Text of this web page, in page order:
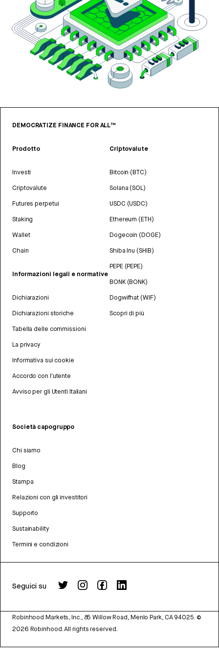
DEMOCRATIZE FINANCE FOR ALL™
Prodotto
Investi
Criptovalute
Futures perpetui
Staking
Wallet
Chain
Informazioni legali e normative
Dichiarazioni
Dichiarazioni storiche
Tabella delle commissioni
La privacy
Informativa sui cookie
Accordo con l'utente
Avviso per gli Utenti Italiani
Criptovalute
Bitcoin (BTC)
Solana (SOL)
USDC (USDC)
Ethereum (ETH)
Dogecoin (DOGE)
Shiba Inu (SHIB)
PEPE (PEPE)
BONK (BONK)
Dogwifhat (WIF)
Scopri di più
Società capogruppo
Chi siamo
Blog
Stampa
Relazioni con gli investitori
Supporto
Sustainability
Termini e condizioni
Seguici su
Robinhood Markets, Inc., 85 Willow Road, Menlo Park, CA 94025. ©
2026 Robinhood. All rights reserved.